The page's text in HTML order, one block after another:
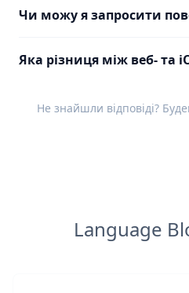
Чи можу я запросити
Яка різниця між веб- та
Не знайшли відповіді?
Language